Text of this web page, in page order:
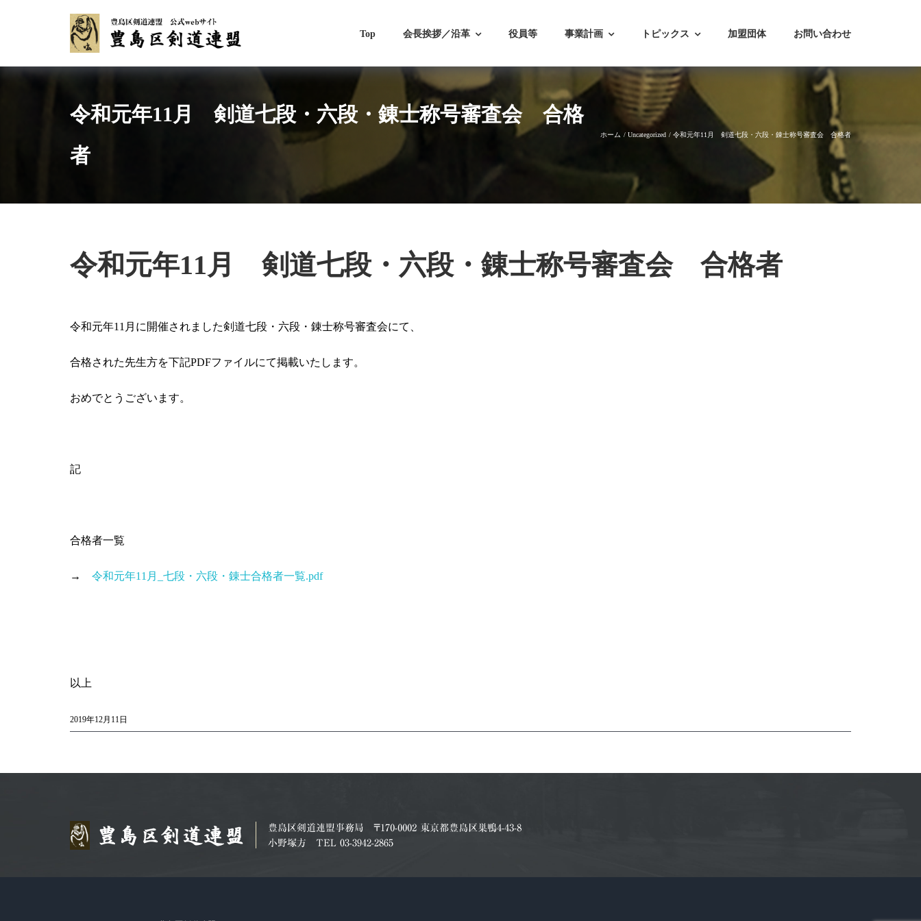
Top 会長挨拶／沿革 役員等 事業計画 トピックス 加盟団体 お問い合わせ
令和元年11月 剣道七段・六段・錬士称号審査会 合格
者
ホーム Uncategorized 令和元年11月 剣道七段・六段・錬士称号審査会 合格者
令和元年11月 剣道七段・六段・錬士称号審査会 合格者
令和元年11月に開催されました剣道七段・六段・錬士称号審査会にて、
合格された先生方を下記PDFファイルにて掲載いたします。
おめでとうございます。
記
合格者一覧
→ 令和元年11月_七段・六段・錬士合格者一覧.pdf
以上
2019年12月11日